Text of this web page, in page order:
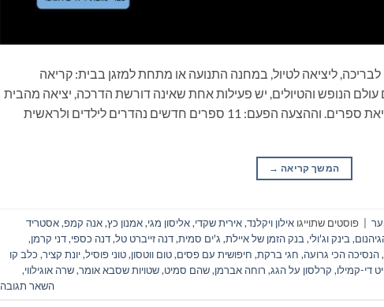
ליציאה לטיול, במחנה התנועה או מתחת למזגן בבית: קריאה
הנופש והטיולים, יש פעילות אחת שאינה דורשת הדרכה, יציאה מהבית
ונסיעה, התארגנות ממושכת ואפילו שיחה: קריאת ספרים. וההצעה הפעם: 11 ספרים חדשים נהדרים לילדים ולראשית
המשך קריאה →
פוסטים שתוייגו אילון ויקלנד,אירית שקדי,אליסון מגי,אמנון כץ,אנה קמפ,אסטריד
, בינק וג'ולי, בנק הזמן של איילת, ג'ים סמית,דנה זייברט טל,דנה כספי,דני קרמן,
,הנסיכה הכי גרועה, חגי ברקת, חיפושית עם פסים,טום ווטסון,טוני פוסיל,יונת קציר, כלב קו
די-קמילו, קרלסון על הגג, רוחה אברמן,שהם סמיט,שטויות שסבא אומר,שרה אוגילווי,
השאר תגובה